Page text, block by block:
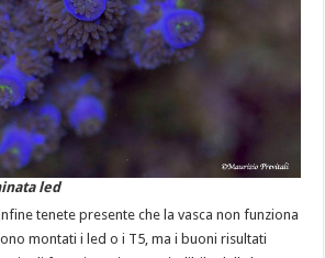
led
tenete presente che la vasca non funziona
montati i led o i T5, ma i buoni risultati